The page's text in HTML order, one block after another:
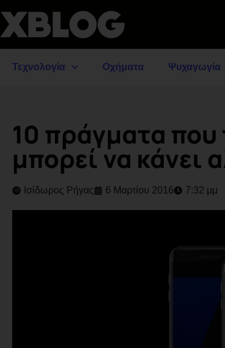
Τεχνολογία Οχήματα Ψυχαγωγία
10 πράγματα που
μπορεί να κάνει
Ισίδωρος Ρήγας 6 Μαρτίου 2016 7:32 μμ